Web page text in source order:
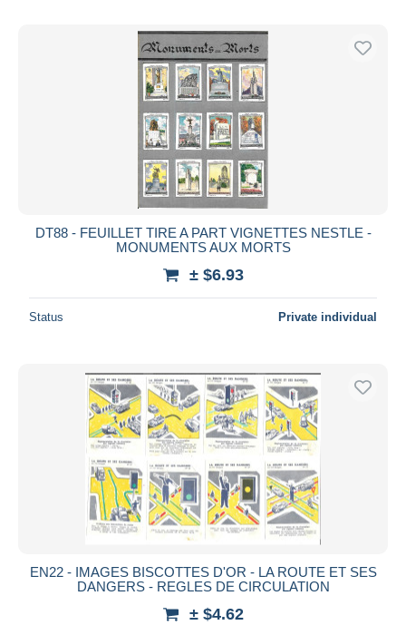
DT88 - FEUILLET TIRE A PART VIGNETTES NESTLE -
MONUMENTS AUX MORTS
± $6.93
Status Private individual
EN22 - IMAGES BISCOTTES D'OR - LA ROUTE ET SES
DANGERS - REGLES DE CIRCULATION
± $4.62